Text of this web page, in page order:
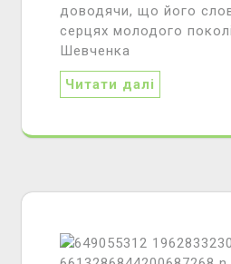
доводячи, що його
серцях молодого
Шевченка
Читати далі